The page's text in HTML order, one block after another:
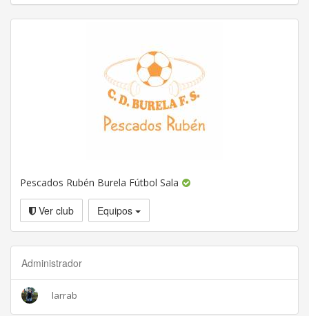
Pescados Rubén Burela Fútbol Sala
Ver club Equipos
Administrador
larrab